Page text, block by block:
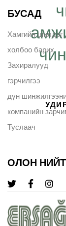
БУСАД
Хамгийн шилдэг
холбоо барих
Захиралууд
гэрчилгээ
дүн
компанийн
Туслаач
ОЛОН